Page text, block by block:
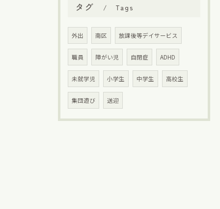
タグ Tags
外出 南区 放課後等デイサービス
職員 障がい児 自閉症 ADHD
未就学児 小学生 中学生 高校生
集団遊び 送迎